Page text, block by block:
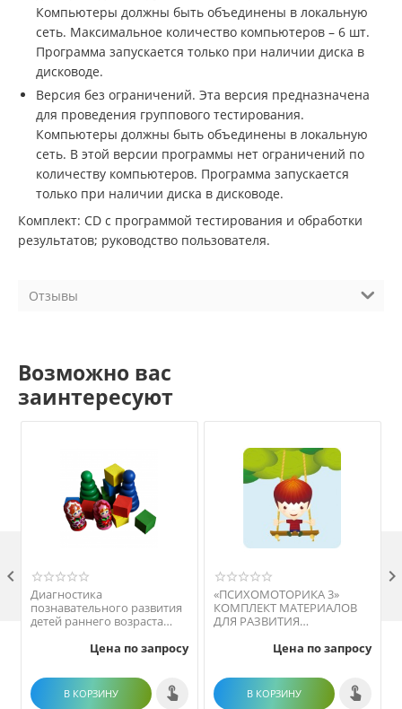
Компьютеры должны быть объединены в локальную
сеть. Максимальное количество компьютеров – 6 шт.
Программа запускается только при наличии диска в
дисководе.
Версия без ограничений. Эта версия предназначена
для проведения группового тестирования.
Компьютеры должны быть объединены в локальную
сеть. В этой версии программы нет ограничений по
количеству компьютеров. Программа запускается
только при наличии диска в дисководе.
Комплект: СD с программой тестирования и обработки
результатов; руководство пользователя.
Отзывы
Возможно вас
заинтересуют
Диагностика
познавательного развития
детей раннего возраста
Стребелевой)Цена по запросу
В КОРЗИНУ
«ПСИХОМОТОРИКА 3»
КОМПЛЕКТ МАТЕРИАЛОВ
ДЛЯ РАЗВИТИЯ
Цена по запросу
В КОРЗИНУ
 